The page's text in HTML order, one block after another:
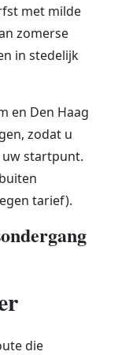
met milde
zomerse
in stedelijk
en Den Haag
zodat u
startpunt.
tarief).
die